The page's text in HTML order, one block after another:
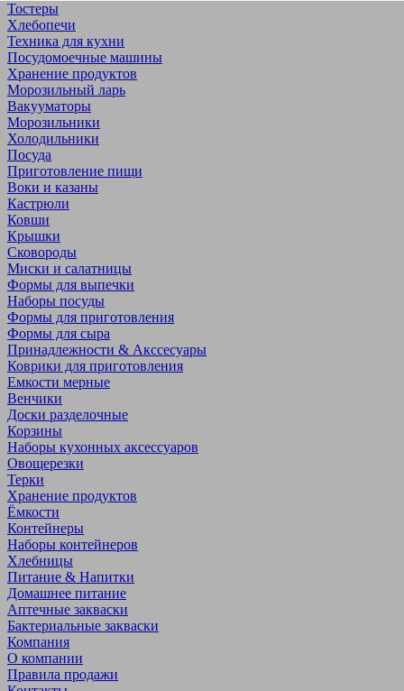
Тостеры
Хлебопечи
Техника для кухни
Посудомоечные машины
Хранение продуктов
Морозильный ларь
Вакууматоры
Морозильники
Холодильники
Посуда
Приготовление пищи
Воки и казаны
Кастрюли
Ковши
Крышки
Сковороды
Миски и салатницы
Формы для выпечки
Наборы посуды
Формы для приготовления
Формы для сыра
Принадлежности & Акссесуары
Коврики для приготовления
Емкости мерные
Венчики
Доски разделочные
Корзины
Наборы кухонных аксессуаров
Овощерезки
Терки
Хранение продуктов
Ёмкости
Контейнеры
Наборы контейнеров
Хлебницы
Питание & Напитки
Домашнее питание
Аптечные закваски
Бактериальные закваски
Компания
О компании
Правила продажи